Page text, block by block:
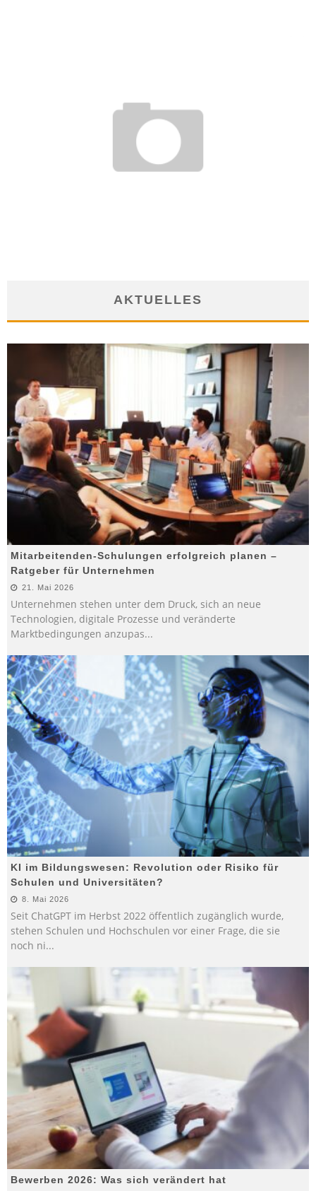
AKTUELLES
Mitarbeitenden-Schulungen erfolgreich planen –
Ratgeber für Unternehmen
21. Mai 2026
Unternehmen stehen unter dem Druck, sich an neue
Technologien, digitale Prozesse und veränderte
Marktbedingungen anzupas...
KI im Bildungswesen: Revolution oder Risiko für
Schulen und Universitäten?
8. Mai 2026
Seit ChatGPT im Herbst 2022 öffentlich zugänglich wurde,
stehen Schulen und Hochschulen vor einer Frage, die sie
noch ni...
Bewerben 2026: Was sich verändert hat